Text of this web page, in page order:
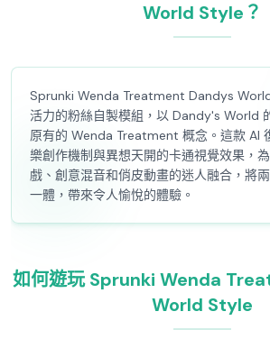
World Style？
Sprunki Wenda Treatment Dandys
活力的粉絲自製模組，以 Dandy's World
原有的 Wenda Treatment 概念。這款 AI
樂創作機制與異想天開的卡通視覺效果，
戲、創意混音和俏皮動畫的迷人融合，將
一體，帶來令人愉悅的體驗。
如何遊玩 Sprunki Wenda
World Style